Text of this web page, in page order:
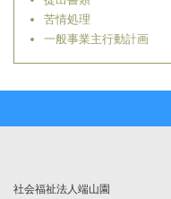
苦情処理
一般事業主行動計画
社会福祉法人端山園